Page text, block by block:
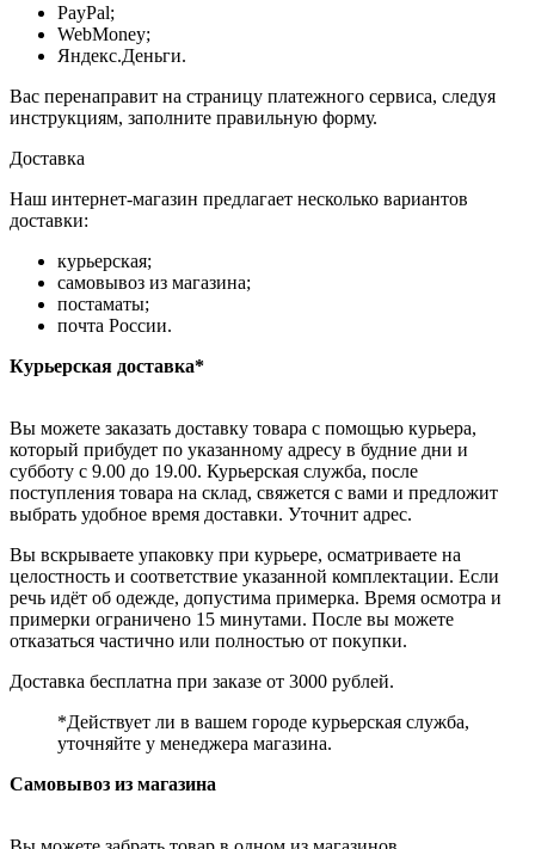
PayPal;
WebMoney;
Яндекс.Деньги.
Вас перенаправит на страницу платежного сервиса, следуя
инструкциям, заполните правильную форму.
Доставка
Наш интернет-магазин предлагает несколько вариантов
доставки:
курьерская;
самовывоз из магазина;
постаматы;
почта России.
Курьерская доставка*
Вы можете заказать доставку товара с помощью курьера,
который прибудет по указанному адресу в будние дни и
субботу с 9.00 до 19.00. Курьерская служба, после
поступления товара на склад, свяжется с вами и предложит
выбрать удобное время доставки. Уточнит адрес.
Вы вскрываете упаковку при курьере, осматриваете на
целостность и соответствие указанной комплектации. Если
речь идёт об одежде, допустима примерка. Время осмотра и
примерки ограничено 15 минутами. После вы можете
отказаться частично или полностью от покупки.
Доставка бесплатна при заказе от 3000 рублей.
*Действует ли в вашем городе курьерская служба,
уточняйте у менеджера магазина.
Самовывоз из магазина